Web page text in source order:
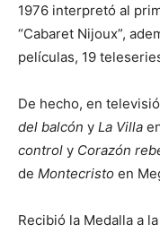
1976 interpretó al
“Cabaret Nijoux”,
películas, 19
De hecho, en
del balcón y La Villa
control y Corazón
de Montecristo en
Recibió la Medalla a